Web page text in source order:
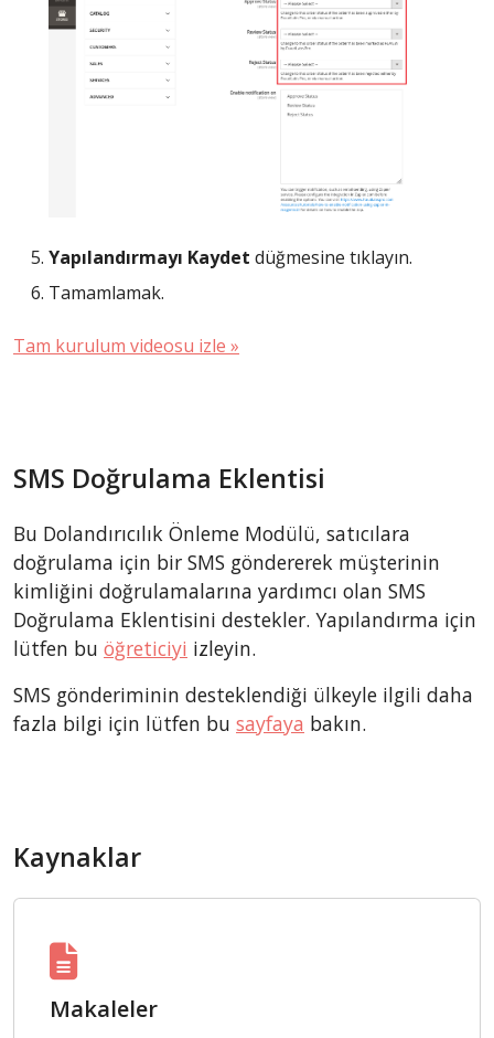
Yapılandırmayı Kaydet düğmesine tıklayın.
Tamamlamak.
Tam kurulum videosu izle »
SMS Doğrulama Eklentisi
Bu Dolandırıcılık Önleme Modülü, satıcılara
doğrulama için bir SMS göndererek müşterinin
kimliğini doğrulamalarına yardımcı olan SMS
Doğrulama Eklentisini destekler. Yapılandırma için
lütfen bu öğreticiyi izleyin.
SMS gönderiminin desteklendiği ülkeyle ilgili daha
fazla bilgi için lütfen bu sayfaya bakın.
Kaynaklar
Makaleler